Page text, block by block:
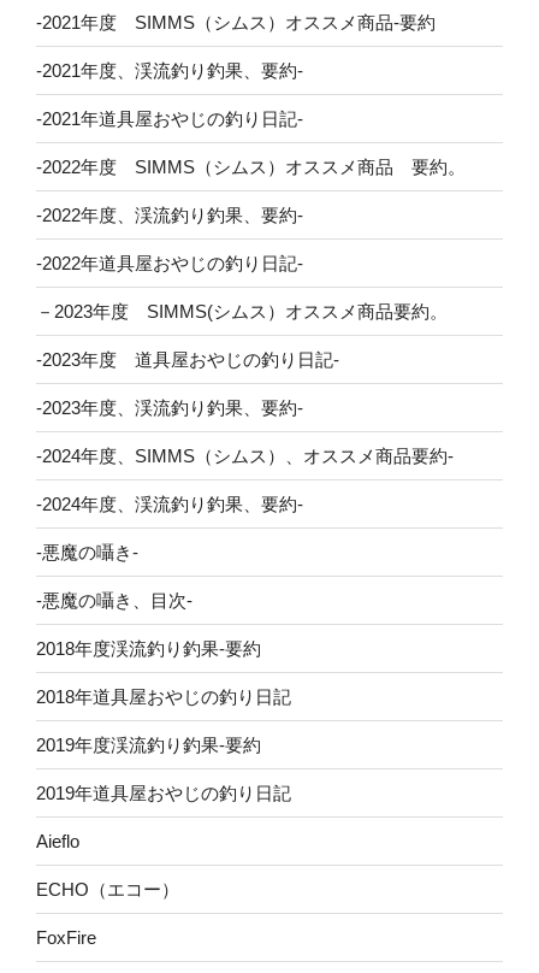
-2021年度 SIMMS（シムス）オススメ商品-要約
-2021年度、渓流釣り釣果、要約-
-2021年道具屋おやじの釣り日記-
-2022年度 SIMMS（シムス）オススメ商品 要約。
-2022年度、渓流釣り釣果、要約-
-2022年道具屋おやじの釣り日記-
－2023年度 SIMMS(シムス）オススメ商品要約。
-2023年度 道具屋おやじの釣り日記-
-2023年度、渓流釣り釣果、要約-
-2024年度、SIMMS（シムス）、オススメ商品要約-
-2024年度、渓流釣り釣果、要約-
-悪魔の囁き-
-悪魔の囁き、目次-
2018年度渓流釣り釣果-要約
2018年道具屋おやじの釣り日記
2019年度渓流釣り釣果-要約
2019年道具屋おやじの釣り日記
Aieflo
ECHO（エコー）
FoxFire